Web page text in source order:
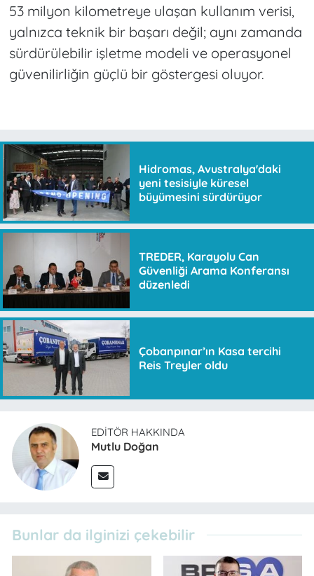
53 milyon kilometreye ulaşan kullanım verisi,
yalnızca teknik bir başarı değil; aynı zamanda
sürdürülebilir işletme modeli ve operasyonel
güvenilirliğin güçlü bir göstergesi oluyor.
Hidromas, Avustralya'daki
yeni tesisiyle küresel
büyümesini sürdürüyor
TREDER, Karayolu Can
Güvenliği Arama Konferansı
düzenledi
Çobanpınar’ın Kasa tercihi
Reis Treyler oldu
EDITÖR HAKKINDA
Mutlu Doğan
Bunlar da ilginizi çekebilir